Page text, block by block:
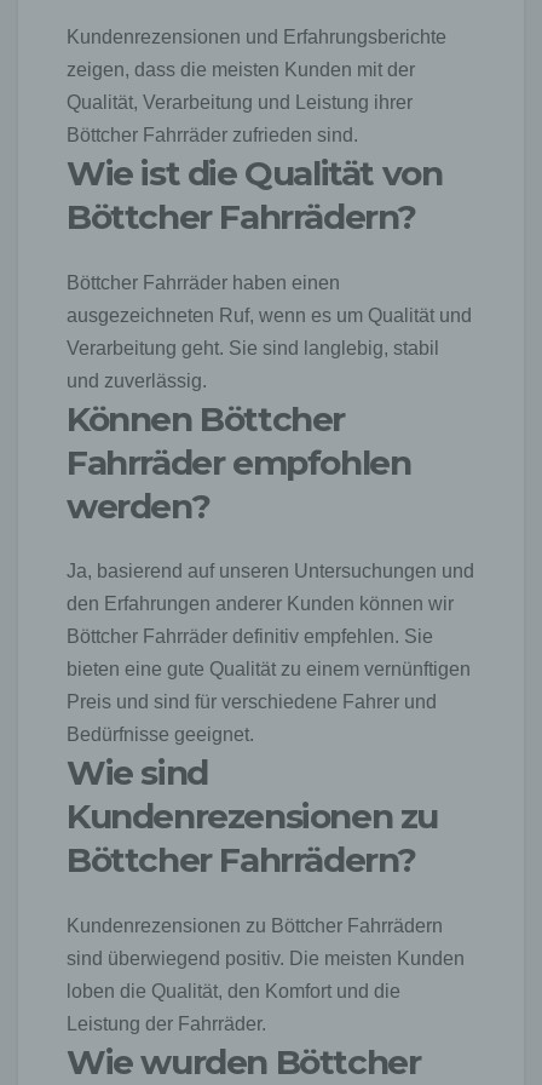
Kundenrezensionen und Erfahrungsberichte
zeigen, dass die meisten Kunden mit der
Qualität, Verarbeitung und Leistung ihrer
Böttcher Fahrräder zufrieden sind.
Wie ist die Qualität von
Böttcher Fahrrädern?
Böttcher Fahrräder haben einen
ausgezeichneten Ruf, wenn es um Qualität und
Verarbeitung geht. Sie sind langlebig, stabil
und zuverlässig.
Können Böttcher
Fahrräder empfohlen
werden?
Ja, basierend auf unseren Untersuchungen und
den Erfahrungen anderer Kunden können wir
Böttcher Fahrräder definitiv empfehlen. Sie
bieten eine gute Qualität zu einem vernünftigen
Preis und sind für verschiedene Fahrer und
Bedürfnisse geeignet.
Wie sind
Kundenrezensionen zu
Böttcher Fahrrädern?
Kundenrezensionen zu Böttcher Fahrrädern
sind überwiegend positiv. Die meisten Kunden
loben die Qualität, den Komfort und die
Leistung der Fahrräder.
Wie wurden Böttcher
oder vollständig aus dem Datenbestand des für die
Verarbeitung Verantwortlichen löschen zu lassen.
Der für die Verarbeitung Verantwortliche erteilt
jeder betroffenen Person jederzeit auf Anfrage
Auskunft darüber, welche personenbezogenen
Daten über die betroffene Person gespeichert sind.
Ferner berichtigt oder löscht der für die
Verarbeitung Verantwortliche personenbezogene
Person, soweit dem keine gesetzlichen
Gesamtheit der Mitarbeiter des für die Verarbeitung
Verantwortlichen stehen der betroffenen Person in
diesem Zusammenhang als Ansprechpartner zur
Die Internetseite enthält aufgrund von gesetzlichen
Vorschriften Angaben, die eine schnelle
elektronische Kontaktaufnahme zu unserem
Kommunikation mit uns ermöglichen, was ebenfalls
eine allgemeine Adresse der sogenannten
elektronischen Post (E-Mail-Adresse) umfasst.
Sofern eine betroffene Person per E-Mail oder über
ein Kontaktformular den Kontakt mit dem für die
Verarbeitung Verantwortlichen aufnimmt, werden
personenbezogenen Daten automatisch
gespeichert. Solche auf freiwilliger Basis von einer
betroffenen Person an den für die Verarbeitung
Verantwortlichen übermittelten
Bearbeitung oder der Kontaktaufnahme zur
Dritte.
Wir bieten den Nutzern auf einem Blog, der sich auf
der Internetseite des für die Verarbeitung
Verantwortlichen befindet, die Möglichkeit,